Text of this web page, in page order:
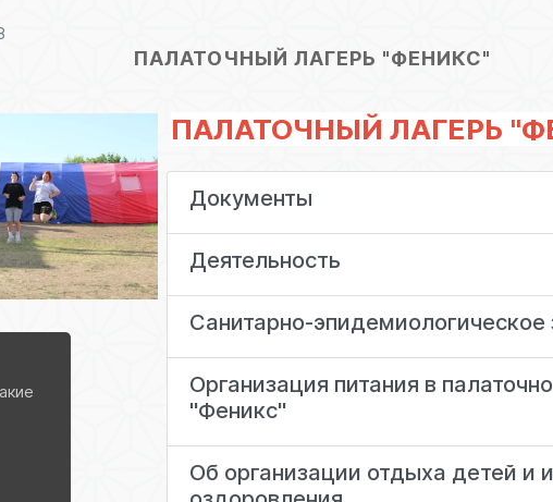
ПАЛАТОЧНЫЙ ЛАГЕРЬ "ФЕНИКС"
ПАЛАТОЧНЫЙ ЛАГЕРЬ
Документы
Деятельность
Санитарно-эпидемиологическое
Организация питания в
"Феникс"
Об организации отдыха детей и